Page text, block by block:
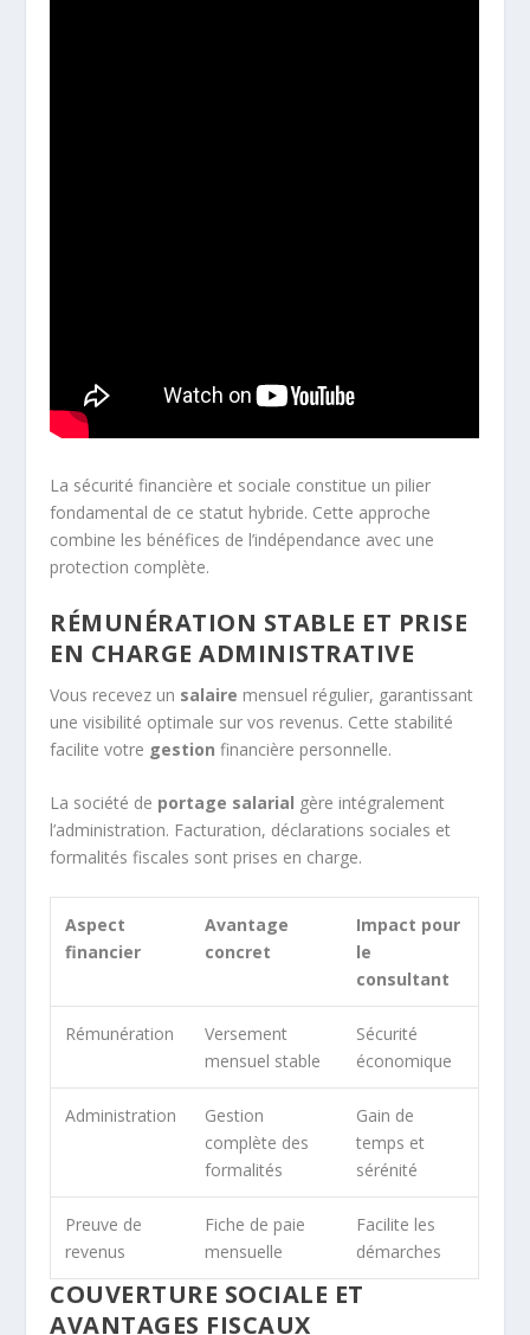
La sécurité financière et sociale constitue un pilier
fondamental de ce statut hybride. Cette approche
combine les bénéfices de l’indépendance avec une
protection complète.
RÉMUNÉRATION STABLE ET PRISE
EN CHARGE ADMINISTRATIVE
Vous recevez un salaire mensuel régulier, garantissant
une visibilité optimale sur vos revenus. Cette stabilité
facilite votre gestion financière personnelle.
La société de portage salarial gère intégralement
l’administration. Facturation, déclarations sociales et
formalités fiscales sont prises en charge.
Aspect
financier
Avantage
concret
Impact pour
le
consultant
Rémunération
Versement
mensuel stable
Sécurité
économique
Administration
Gestion
complète des
formalités
Gain de
temps et
sérénité
Preuve de
revenus
Fiche de paie
mensuelle
Facilite les
démarches
COUVERTURE SOCIALE ET
AVANTAGES FISCAUX